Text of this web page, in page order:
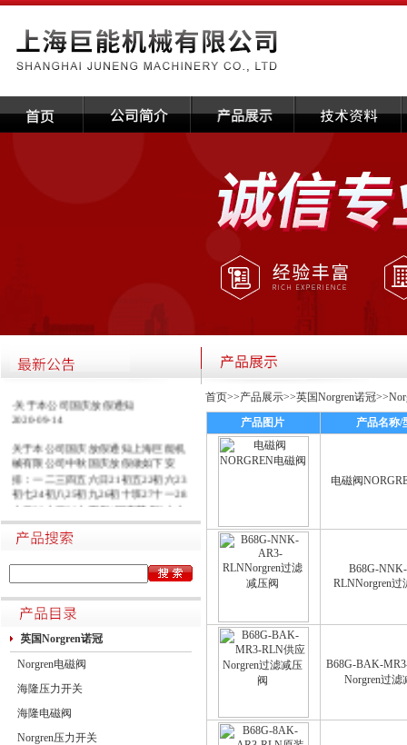
·关于本公司国庆放假通知
2020-09-14
关于本公司国庆放假通知上海巨能机
械有限公司中秋国庆放假做如下安
排：一二三四五六日21初五22初六23
初七24初八25初九26初十班27十一28
十二29十三30十四假1国庆节假2十六
假3十七假4十八假5十九假6二十假7
廿一假8廿二9廿三班10廿四11廿五10
日（星期日）、10月10日（星期六）
上班。在此期间如有进口产品需要采
购的客户，为避免您的货期受到影
响，请提前安排订货事宜。高速规定
如下1.高速免费规定时间：2020年10
月1日0时-10月8日24时，共8天
英国Norgren诺冠
Norgren电磁阀
海隆压力开关
海隆电磁阀
Norgren压力开关
首页>>产品展示>>英国Norgren诺冠>>
产品图片
产品名称/
电磁阀
B68G-
RLNNorgren过
B68G-BAK-
Norgren过滤